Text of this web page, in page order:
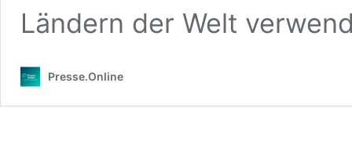
Ländern der Welt
Presse.Online